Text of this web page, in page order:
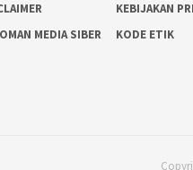
KEBIJAKAN
MEDIA SIBER KODE ETIK